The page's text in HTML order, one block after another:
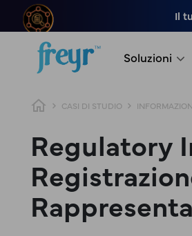
Salta al contenuto principale
Il
Soluzioni
Breadcrumb
CASI DI STUDIO
Regulatory